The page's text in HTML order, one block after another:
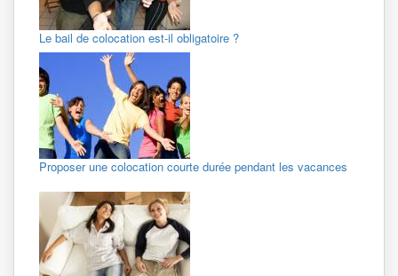
Le bail de colocation est-il obligatoire ?
Proposer une colocation courte durée pendant les vacances